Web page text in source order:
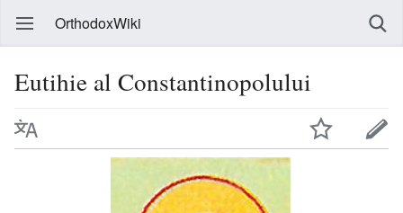
OrthodoxWiki
Eutihie al Constantinopolului